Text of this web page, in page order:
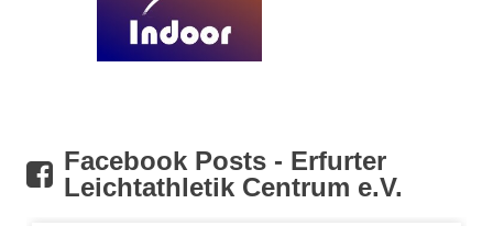
Facebook Posts - Erfurter
Leichtathletik Centrum e.V.